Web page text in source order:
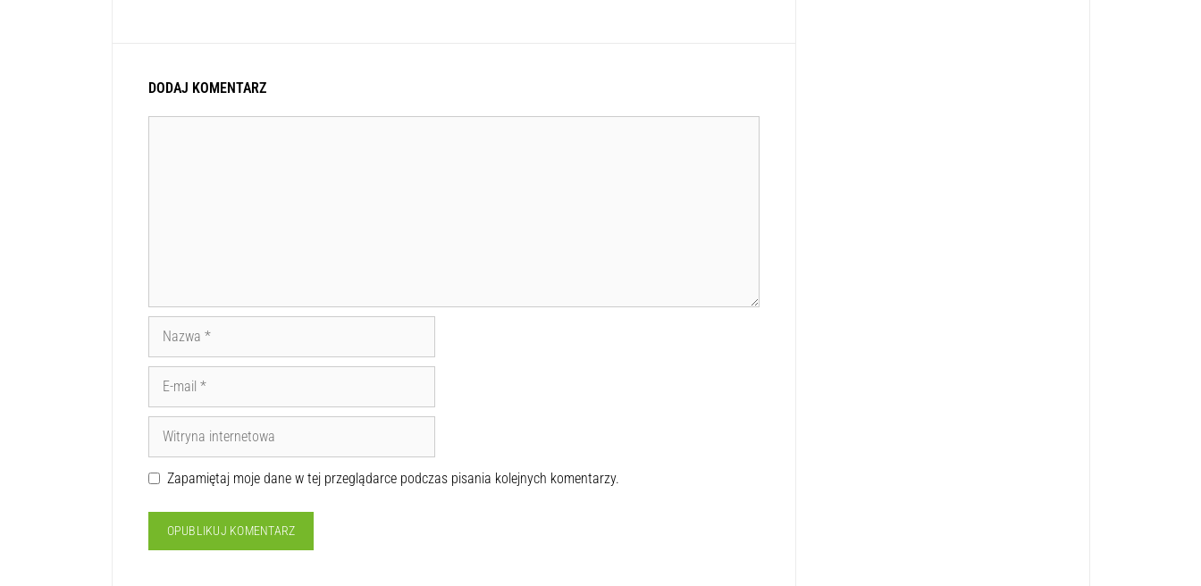
DODAJ KOMENTARZ
Zapamiętaj moje dane w tej przeglądarce podczas pisania kolejnych komentarzy.